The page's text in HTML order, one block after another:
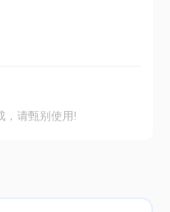
，请甄别使用!